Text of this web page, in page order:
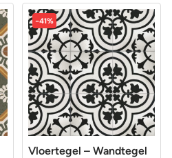
was:
69,95.
is:
27,95.
-41%
Vloertegel – Wandtegel